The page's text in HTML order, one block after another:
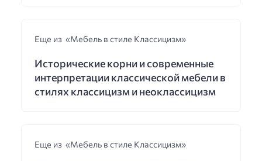
Еще из «Мебель в стиле Классицизм»
Исторические корни и современные
интерпретации классической мебели в
стилях классицизм и неоклассицизм
Еще из «Мебель в стиле Классицизм»